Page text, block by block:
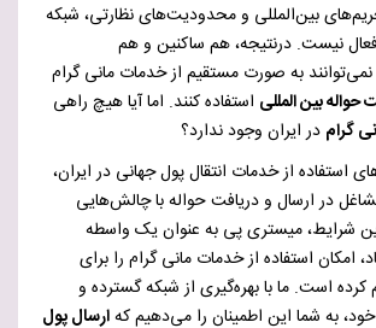
بین‌المللی و محدودیت‌های نظارتی، شبکه
فعال نیست. درنتیجه، هم ساکنین و هم
نمی‌توانند به صورت مستقیم از خدمات مانی گرام
بین المللی استفاده کنند. اما آیا هیچ راهی
گرام در ایران وجود ندارد؟
استفاده از خدمات انتقال پول جهانی در ایران،
در ارسال و دریافت حواله با چالش‌هایی
شرایط، میستری پی به عنوان یک واسطه
امکان استفاده از خدمات مانی گرام را برای
کرده است. ما با بهره‌گیری از شبکه گسترده و
خود، به شما این اطمینان را می‌دهیم کهارسال پول